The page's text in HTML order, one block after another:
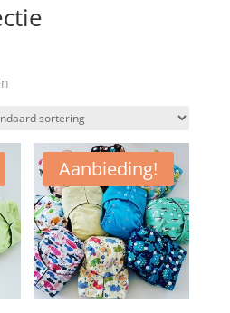
Aanbieding!